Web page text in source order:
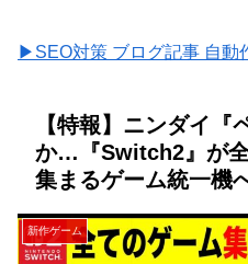
▶SEO対策 ブログ記事 自動
【特報】ニンダイ『
か…『Switch2』が
集まるゲーム統一機
新作ゲーム